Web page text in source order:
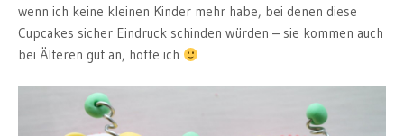
wenn ich keine kleinen Kinder mehr habe, bei denen diese
Cupcakes sicher Eindruck schinden würden – sie kommen auch
bei Älteren gut an, hoffe ich